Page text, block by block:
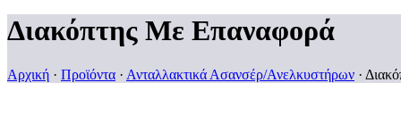
Διακόπτης Με Επαναφορά
Αρχική · Προϊόντα · Ανταλλακτικά Ασανσέρ/Ανελκυστήρων ·